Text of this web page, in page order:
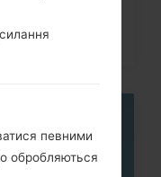
ТРАВ.
певними
обробляються